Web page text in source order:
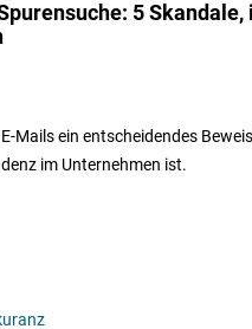
5 Skandale,
Mails ein entscheidendes
im Unternehmen ist.